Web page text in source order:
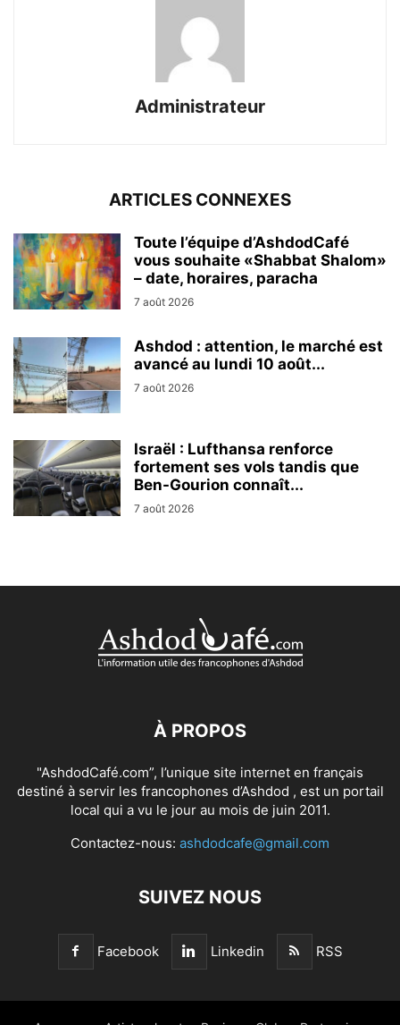
Administrateur
ARTICLES CONNEXES
Toute l’équipe d’AshdodCafé
vous souhaite «Shabbat Shalom»
– date, horaires, paracha
7 août 2026
Ashdod : attention, le marché est
avancé au lundi 10 août...
7 août 2026
Israël : Lufthansa renforce
fortement ses vols tandis que
Ben-Gourion connaît...
7 août 2026
À PROPOS
"AshdodCafé.com”, l’unique site internet en français
destiné à servir les francophones d’Ashdod , est un portail
local qui a vu le jour au mois de juin 2011.
Contactez-nous: ashdodcafe@gmail.com
SUIVEZ NOUS
Facebook Linkedin RSS